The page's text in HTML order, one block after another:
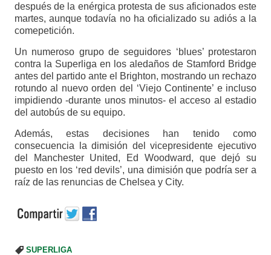
después de la enérgica protesta de sus aficionados este
martes, aunque todavía no ha oficializado su adiós a la
comepetición.
Un numeroso grupo de seguidores ‘blues’ protestaron
contra la Superliga en los aledaños de Stamford Bridge
antes del partido ante el Brighton, mostrando un rechazo
rotundo al nuevo orden del ‘Viejo Continente’ e incluso
impidiendo -durante unos minutos- el acceso al estadio
del autobús de su equipo.
Además, estas decisiones han tenido como
consecuencia la dimisión del vicepresidente ejecutivo
del Manchester United, Ed Woodward, que dejó su
puesto en los ‘red devils’, una dimisión que podría ser a
raíz de las renuncias de Chelsea y City.
SUPERLIGA